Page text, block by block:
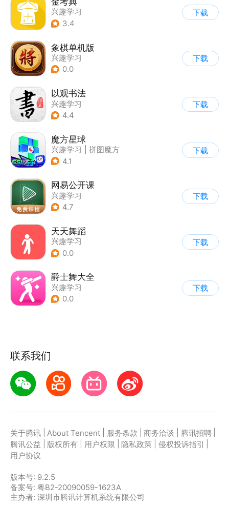
兴趣学习
3.4
下载
象棋单机版
兴趣学习
0.0
下载
以观书法
兴趣学习
4.4
下载
魔方星球
兴趣学习
拼图魔方
4.1
下载
网易公开课
兴趣学习
4.7
下载
天天舞蹈
兴趣学习
0.0
下载
爵士舞大全
兴趣学习
0.0
下载
联系我们
关于腾讯 About Tencent 服务条款 商务洽谈 腾讯招聘
腾讯公益
版权所有 用户权限 隐私政策 侵权投诉指引
用户协议
版本号: 9.2.5
备案号: 粤B2-20090059-1623A
主办者: 深圳市腾讯计算机系统有限公司